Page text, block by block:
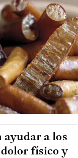
ayudar a los
físico y